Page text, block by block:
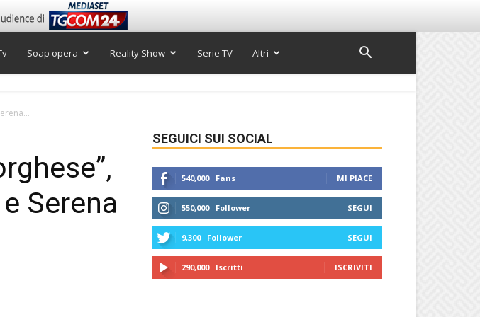
Soap opera Reality Show Serie TV Altri
Serena
SEGUICI SUI SOCIAL
540,000 Fans MI PIACE
550,000 Follower SEGUI
9,300 Follower SEGUI
290,000 Iscritti ISCRIVITI